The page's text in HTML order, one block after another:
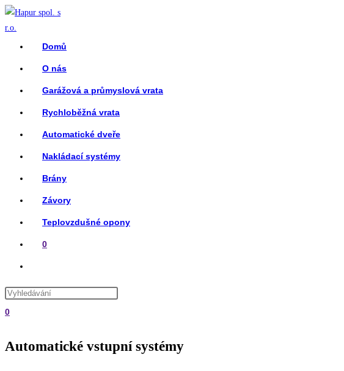
Přejít
k
Domů
O nás
Garážová a průmyslová vrata
Rychloběžná vrata
Automatické dveře
Nakládací systémy
Brány
Závory
Teplovzdušné opony
0
vyhledávání
0
Automatické vstupní systémy